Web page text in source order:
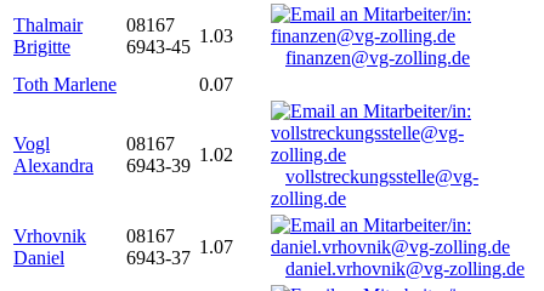
Thalmair
Brigitte
08167
6943-45
1.03
finanzen@vg-zolling.de
Toth Marlene
0.07
Vogl
Alexandra
08167
6943-39
1.02
vollstreckungsstelle@vg-
zolling.de
Vrhovnik
Daniel
08167
6943-37
1.07
daniel.vrhovnik@vg-zolling.de